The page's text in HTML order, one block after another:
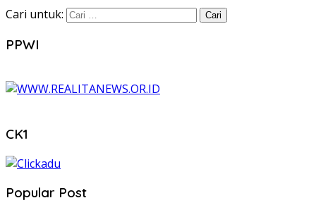
Cari untuk:
PPWI
CK1
Popular Post